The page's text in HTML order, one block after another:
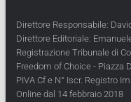
Direttore Responsabile:
Direttore Editoriale:
Registrazione Tribunale di
Freedom of Choice - Piazza
PIVA Cf e N° Iscr. Registro
Online dal 14 febbraio 2018